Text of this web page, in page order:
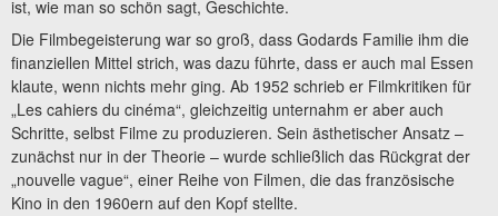
ist, wie man so schön sagt, Geschichte.
Die Filmbegeisterung war so groß, dass Godards Familie ihm die
finanziellen Mittel strich, was dazu führte, dass er auch mal Essen
klaute, wenn nichts mehr ging. Ab 1952 schrieb er Filmkritiken für
„Les cahiers du cinéma“, gleichzeitig unternahm er aber auch
Schritte, selbst Filme zu produzieren. Sein ästhetischer Ansatz –
zunächst nur in der Theorie – wurde schließlich das Rückgrat der
„nouvelle vague“, einer Reihe von Filmen, die das französische
Kino in den 1960ern auf den Kopf stellte.